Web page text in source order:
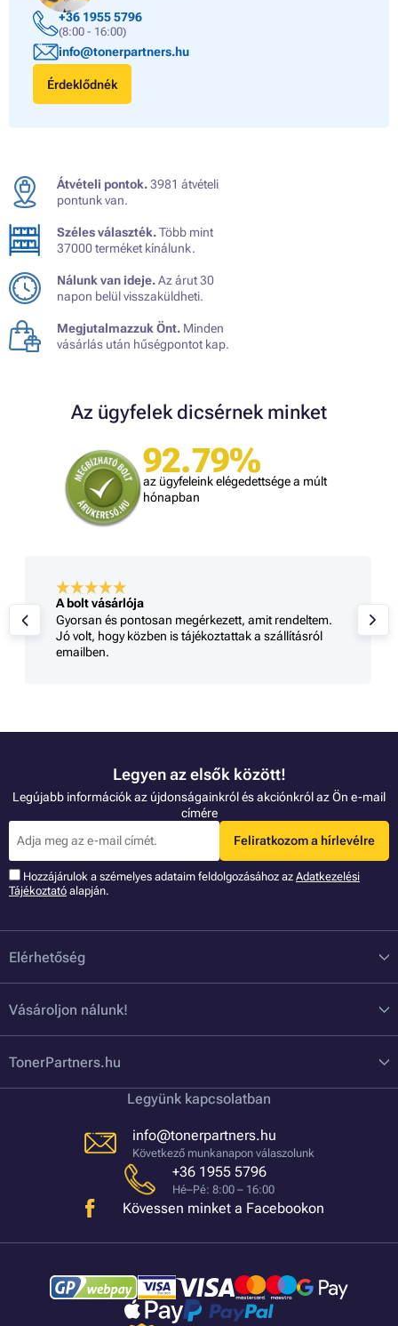
+36 1955 5796
(8:00 - 16:00)
info@tonerpartners.hu
Érdeklődnék
Átvételi pontok.3981 átvételi
pontunk van.
Széles választék.Több mint
37000 terméket kínálunk.
Nálunk van ideje.Az árut 30
napon belül visszaküldheti.
Megjutalmazzuk Önt. Minden
vásárlás után hűségpontot kap.
Az ügyfelek dicsérnek minket
92.79%
az ügyfeleink elégedettsége a múlt
hónapban
A bolt vásárlója
Gyorsan és pontosan megérkezett, amit rendeltem.
Jó volt, hogy közben is tájékoztattak a szállításról
emailben.
Legyen az elsők között!
Legújabb információk az újdonságainkról és akciónkról az Ön e-mail
címére
Feliratkozom a hírlevélre
Hozzájárulok a szémelyes adataim feldolgozásához az Adatkezelési
Tájékoztató alapján.
Elérhetőség
Vásároljon nálunk!
TonerPartners.hu
Legyünk kapcsolatban
info@tonerpartners.hu
Következő munkanapon válaszolunk
+36 1955 5796
Hé–Pé: 8:00 – 16:00
Kövessen minket a Facebookon